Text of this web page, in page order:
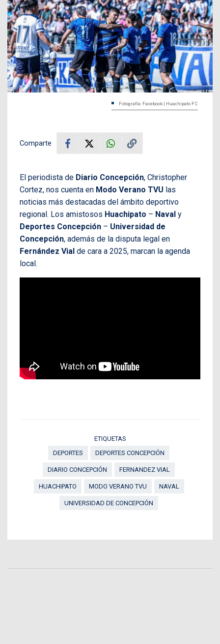
Fotografía: Facebook | Huachipato FC
Comparte
El periodista de Diario Concepción, Christopher
Cortez, nos cuenta en Modo Verano TVU las
noticias más destacadas del ámbito deportivo
regional. Los amistosos Huachipato – Naval y
Deportes Concepción – Universidad de
Concepción, además de la disputa legal en
Fernández Vial de cara a 2025, marcan la agenda
local.
ETIQUETAS
DEPORTES
DEPORTES CONCEPCIÓN
DIARIO CONCEPCIÓN FERNANDEZ VIAL
HUACHIPATO MODO VERANO TVU NAVAL
UNIVERSIDAD DE CONCEPCIÓN